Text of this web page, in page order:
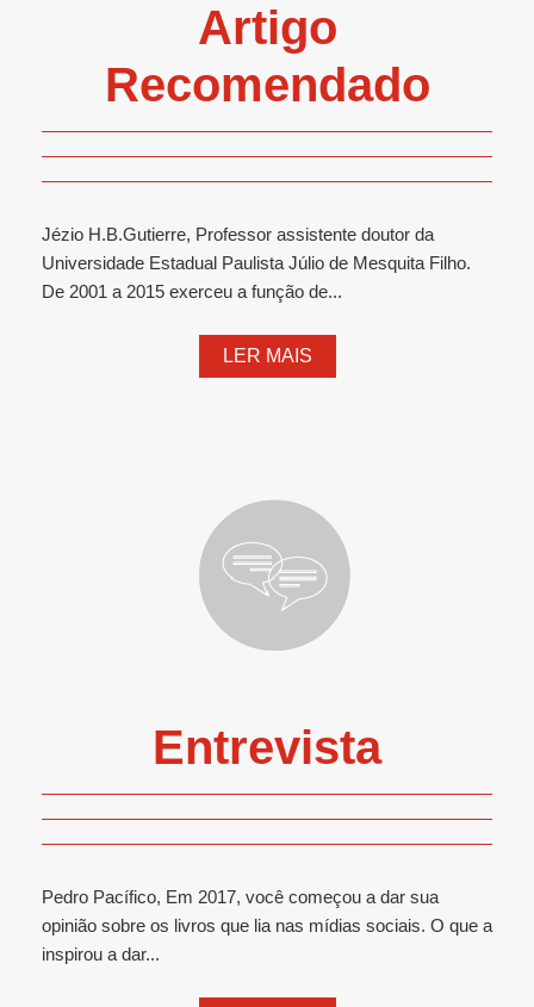
Artigo
Recomendado
Jézio H.B.Gutierre, Professor assistente doutor da
Universidade Estadual Paulista Júlio de Mesquita Filho.
De 2001 a 2015 exerceu a função de...
LER MAIS
Entrevista
Pedro Pacífico, Em 2017, você começou a dar sua
opinião sobre os livros que lia nas mídias sociais. O que a
inspirou a dar...